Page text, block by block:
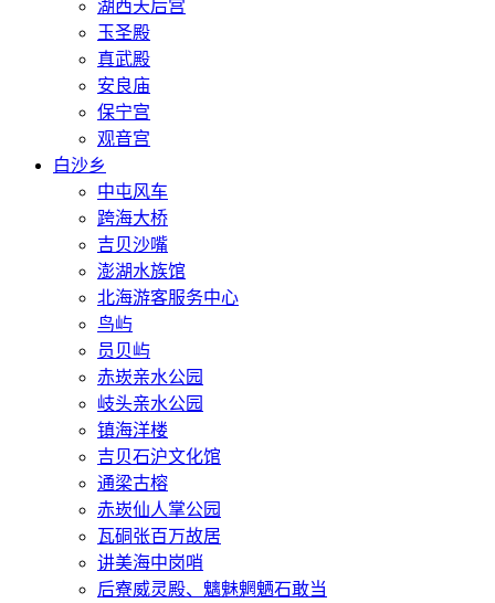
湖西天后宫
玉圣殿
真武殿
安良庙
保宁宫
观音宫
白沙乡
中屯风车
跨海大桥
吉贝沙嘴
澎湖水族馆
北海游客服务中心
鸟屿
员贝屿
赤崁亲水公园
岐头亲水公园
镇海洋楼
吉贝石沪文化馆
通梁古榕
赤崁仙人掌公园
瓦硐张百万故居
讲美海中岗哨
后寮威灵殿、魑魅魍魉石敢当